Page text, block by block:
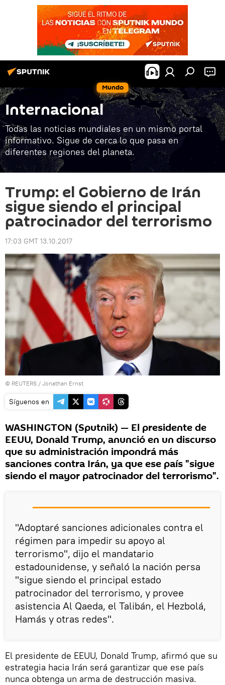
Mundo
Internacional
Todas las noticias mundiales en un mismo portal
informativo. Sigue de cerca lo que pasa en
diferentes regiones del planeta.
Trump: el Gobierno de Irán
sigue siendo el principal
patrocinador del terrorismo
17:03 GMT 13.10.2017
© REUTERS / Jonathan Ernst
Síguenos en
WASHINGTON (Sputnik) — El presidente de
EEUU, Donald Trump, anunció en un discurso
que su administración impondrá más
sanciones contra Irán, ya que ese país "sigue
siendo el mayor patrocinador del terrorismo".
"Adoptaré sanciones adicionales contra el
régimen para impedir su apoyo al
terrorismo", dijo el mandatario
estadounidense, y señaló la nación persa
"sigue siendo el principal estado
patrocinador del terrorismo, y provee
asistencia Al Qaeda, el Talibán, el Hezbolá,
Hamás y otras redes".
El presidente de EEUU, Donald Trump, afirmó que su
estrategia hacia Irán será garantizar que ese país
nunca obtenga un arma de destrucción masiva.